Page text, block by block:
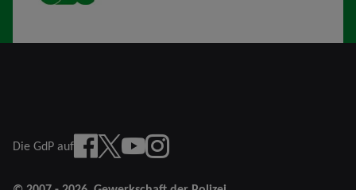
Die GdP auf
Facebook
X YouTubeinstagram